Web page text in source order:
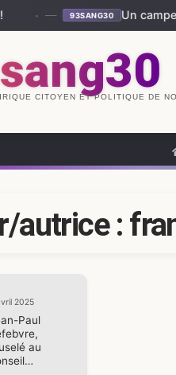
93SANG30 Un
CITOYEN ET POLITIQUE DE
autrice :
2025
Paul
au